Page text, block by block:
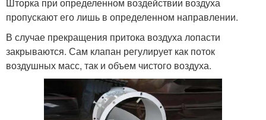
пропускают его лишь в определенном направлении.
В случае прекращения притока воздуха лопасти
закрываются. Сам клапан регулирует как поток
воздушных масс, так и объем чистого воздуха.